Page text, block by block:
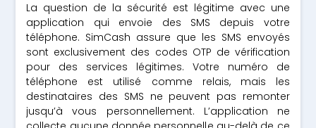
La question de la sécurité est légitime avec une
application qui envoie des SMS depuis votre
téléphone. SimCash assure que les SMS envoyés
sont exclusivement des codes OTP de vérification
pour des services légitimes. Votre numéro de
téléphone est utilisé comme relais, mais les
destinataires des SMS ne peuvent pas remonter
jusqu’à vous personnellement. L’application ne